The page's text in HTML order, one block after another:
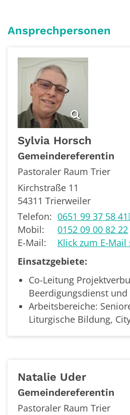
Ansprechpersonen
Sylvia Horsch
Gemeindereferentin
Pastoraler Raum Trier
Kirchstraße 11
54311 Trierweiler
Telefon: 0651 99 37 58
Mobil:
0152 09 00 82 22
E-Mail:
Klick zum E-Mail
Einsatzgebiete:
Co-Leitung
Beerdigungsdienst
Arbeitsbereiche:
Liturgische Bildung,
Natalie Uder
Gemeindereferentin
Pastoraler Raum Trier